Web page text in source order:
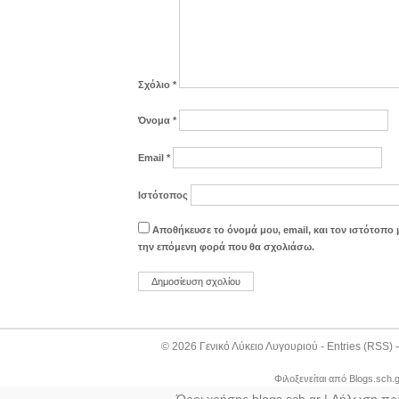
Σχόλιο *
Όνομα *
Email *
Ιστότοπος
Αποθήκευσε το όνομά μου, email, και τον ιστότοπο
την επόμενη φορά που θα σχολιάσω.
© 2026 Γενικό Λύκειο Λυγουριού - Entries (RSS)
Φιλοξενείται από